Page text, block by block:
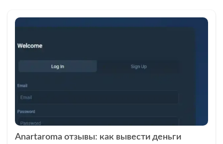
Anartaroma отзывы: как вывести деньги